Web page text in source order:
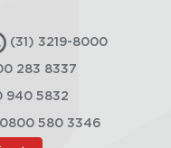
(31) 3219-8000
283 8337
940 5832
0800 580 3346